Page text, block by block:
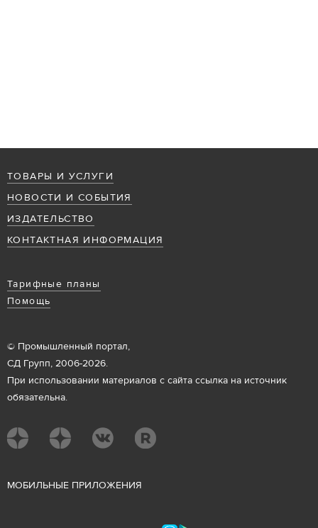
ТОВАРЫ И УСЛУГИ
НОВОСТИ И СОБЫТИЯ
ИЗДАТЕЛЬСТВО
КОНТАКТНАЯ ИНФОРМАЦИЯ
Тарифные планы
Помощь
© Промышленный портал,
СД Групп, 2006-2026.
При использовании материалов с сайта ссылка на источник
обязательна.
МОБИЛЬНЫЕ ПРИЛОЖЕНИЯ